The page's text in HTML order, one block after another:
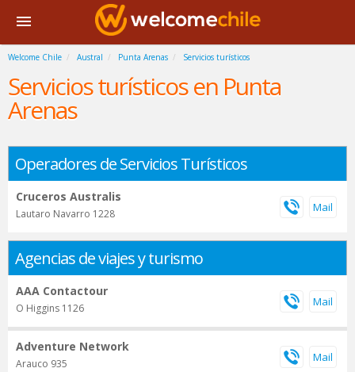
Welcome Chile Austral Punta Arenas Servicios turísticos
Servicios turísticos en Punta
Arenas
Operadores de Servicios Turísticos
Cruceros Australis
Lautaro Navarro 1228
Agencias de viajes y turismo
AAA Contactour
O Higgins 1126
Adventure Network
Arauco 935